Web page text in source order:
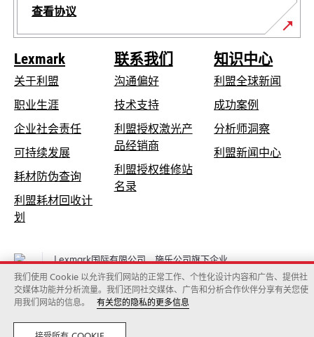
查看协议
Lexmark
关于利盟
职业生涯
企业社会责任在
签
页
可持续发展
耗材防伪查询
新
标
中
打
开
利盟耗材回收计
划
签
页
中
联系我们
沟通偏好
技术支持在
新
标
签
页
利盟授权激光产
品经销商
利盟授权维修站
名录在
页
中
打
开
知识中心
利盟全球新闻
成功案例
分析师洞察
利盟新闻中心在
开
Lexmark国际有限公司，施乐公司旗下企业
©2026 保留所有权利。
法律 隐私声明 Cookies policy
我们使用 Cookie 以允许我们网站的正常工作、个性化设计内容和广告、提供社
交媒体功能并分析流量。我们还同社交媒体、广告和分析合作伙伴分享有关您使
用我们网站的信息。
有关您的隐私的更多信息